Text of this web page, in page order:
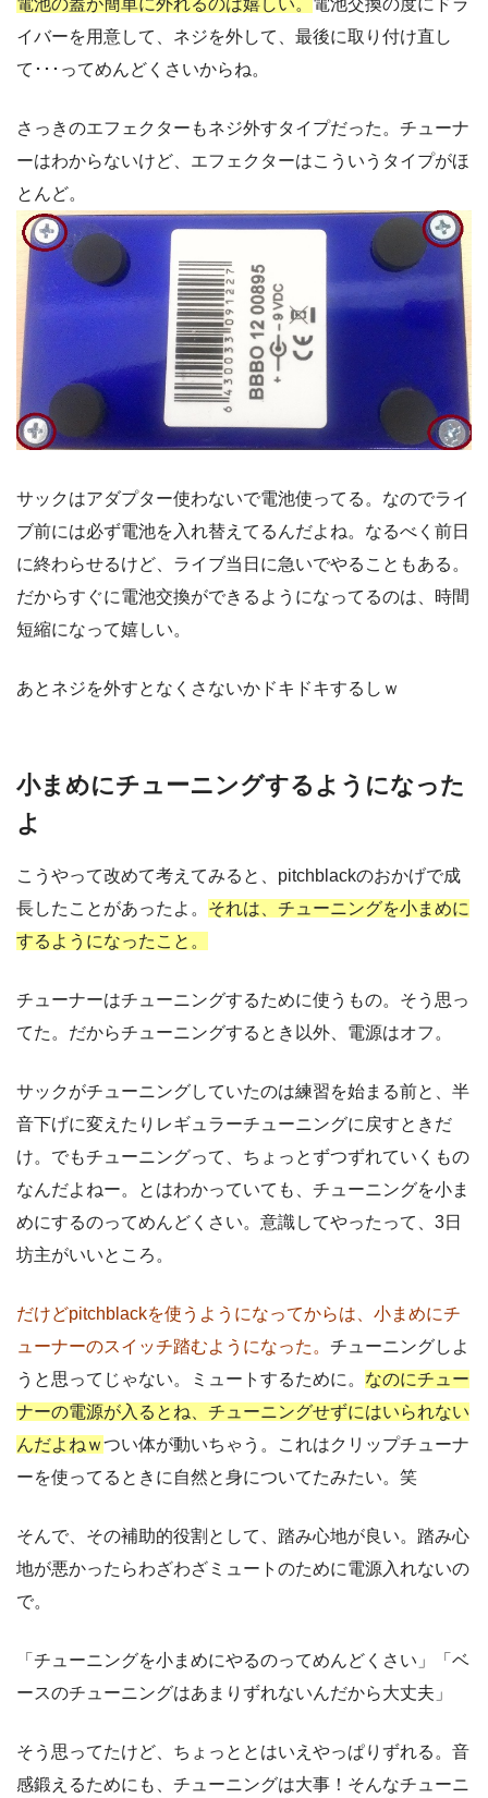
電池の蓋が簡単に外れるのは嬉しい。 電池交換の度にドラ
イバーを用意して、ネジを外して、最後に取り付け直し
て･･･ってめんどくさいからね。
さっきのエフェクターもネジ外すタイプだった。チューナ
ーはわからないけど、エフェクターはこういうタイプがほ
とんど。
サックはアダプター使わないで電池使ってる。なのでライ
ブ前には必ず電池を入れ替えてるんだよね。なるべく前日
に終わらせるけど、ライブ当日に急いでやることもある。
だからすぐに電池交換ができるようになってるのは、時間
短縮になって嬉しい。
あとネジを外すとなくさないかドキドキするしｗ
小まめにチューニングするようになった
よ
こうやって改めて考えてみると、pitchblackのおかげで成
長したことがあったよ。 それは、チューニングを小まめに
するようになったこと。
チューナーはチューニングするために使うもの。そう思っ
てた。だからチューニングするとき以外、電源はオフ。
サックがチューニングしていたのは練習を始まる前と、半
音下げに変えたりレギュラーチューニングに戻すときだ
け。でもチューニングって、ちょっとずつずれていくもの
なんだよねー。とはわかっていても、チューニングを小ま
めにするのってめんどくさい。意識してやったって、3日
坊主がいいところ。
だけどpitchblackを使うようになってからは、小まめにチ
ューナーのスイッチ踏むようになった。 チューニングしよ
うと思ってじゃない。ミュートするために。 なのにチュー
ナーの電源が入るとね、チューニングせずにはいられない
んだよねｗつい体が動いちゃう。これはクリップチューナ
ーを使ってるときに自然と身についてたみたい。笑
そんで、その補助的役割として、踏み心地が良い。踏み心
地が悪かったらわざわざミュートのために電源入れないの
で。
「チューニングを小まめにやるのってめんどくさい」「ベ
ースのチューニングはあまりずれないんだから大丈夫」
そう思ってたけど、ちょっととはいえやっぱりずれる。音
感鍛えるためにも、チューニングは大事！そんなチューニ